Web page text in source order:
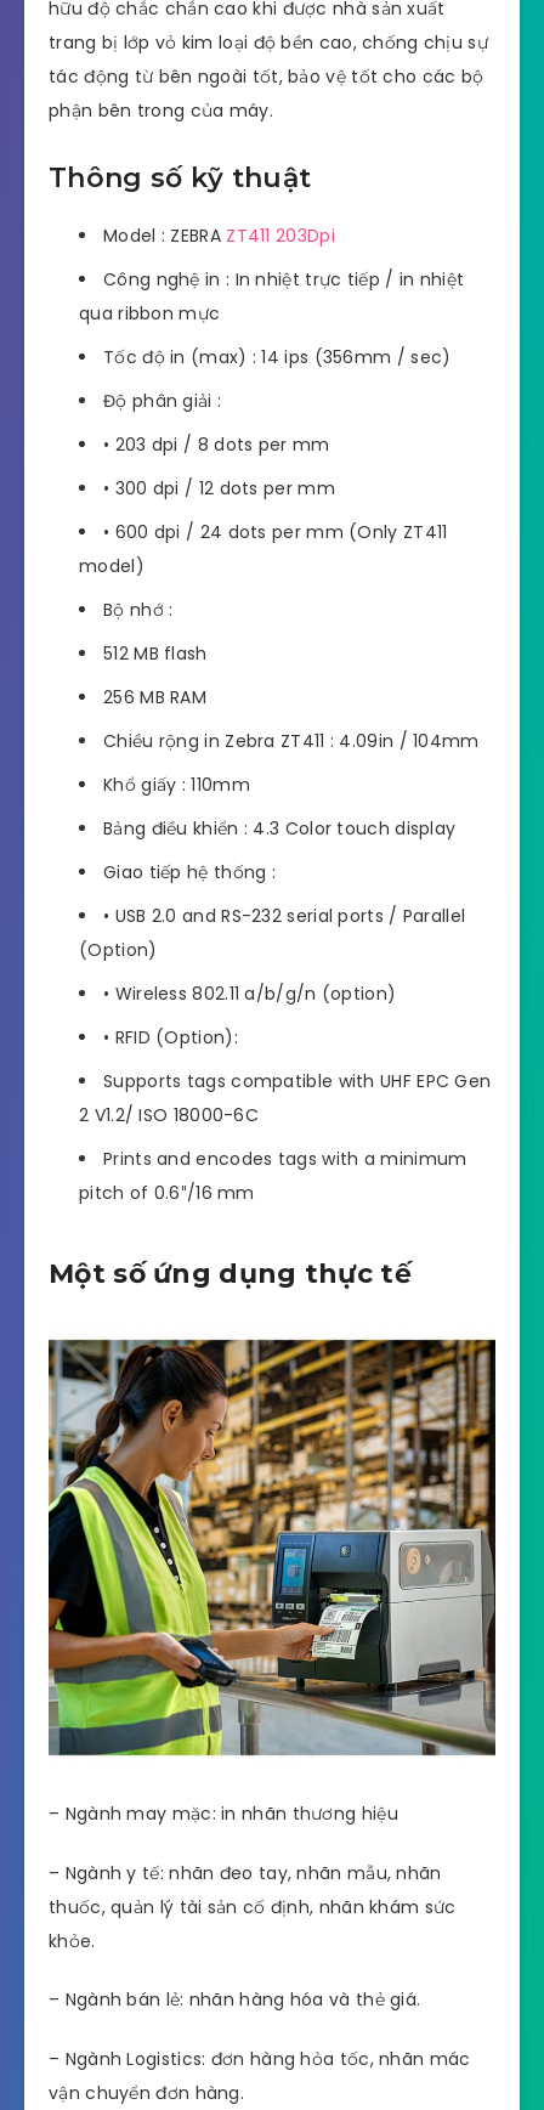
hữu độ chắc chắn cao khi được nhà sản xuất
trang bị lớp vỏ kim loại độ bền cao, chống chịu sự
tác động từ bên ngoài tốt, bảo vệ tốt cho các bộ
phận bên trong của máy.
Thông số kỹ thuật
Model : ZEBRA ZT411 203Dpi
Công nghệ in : In nhiệt trực tiếp / in nhiệt
qua ribbon mực
Tốc độ in (max) : 14 ips (356mm / sec)
Độ phân giải :
• 203 dpi / 8 dots per mm
• 300 dpi / 12 dots per mm
• 600 dpi / 24 dots per mm (Only ZT411
model)
Bộ nhớ :
512 MB flash
256 MB RAM
Chiều rộng in Zebra ZT411 : 4.09in / 104mm
Khổ giấy : 110mm
Bảng điều khiển : 4.3 Color touch display
Giao tiếp hệ thống :
• USB 2.0 and RS-232 serial ports / Parallel
(Option)
• Wireless 802.11 a/b/g/n (option)
• RFID (Option):
Supports tags compatible with UHF EPC Gen
2 V1.2/ ISO 18000-6C
Prints and encodes tags with a minimum
pitch of 0.6″/16 mm
Một số ứng dụng thực tế
– Ngành may mặc: in nhãn thương hiệu
– Ngành y tế: nhãn đeo tay, nhãn mẫu, nhãn
thuốc, quản lý tài sản cố định, nhãn khám sức
khỏe.
– Ngành bán lẻ: nhãn hàng hóa và thẻ giá.
– Ngành Logistics: đơn hàng hỏa tốc, nhãn mác
vận chuyển đơn hàng.